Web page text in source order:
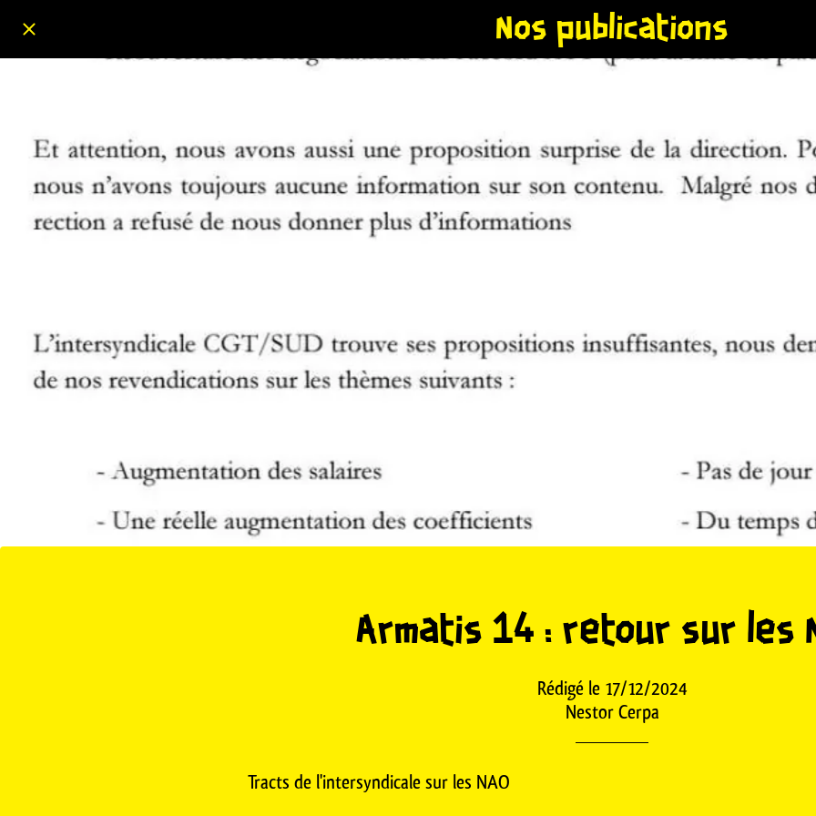
Nos publications
Armatis 14 : retour sur les
Rédigé le 17/12/2024
Nestor Cerpa
Tracts de l'intersyndicale sur les NAO